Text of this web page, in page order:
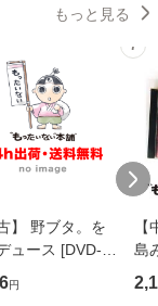
もっと見る
】 野ブタ。を
ュース [DVD-B
ップ [DVD]
ル便送料無料】
円
7
島みゆ
ル